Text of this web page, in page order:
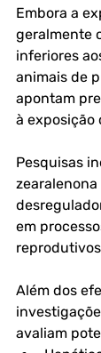
Embora a
geralmente
inferiores
animais de
apontam
à exposição
Pesquisas
em
Além dos
avaliam